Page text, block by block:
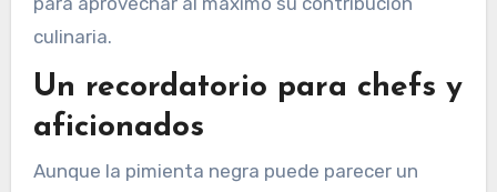
culinaria.
Un recordatorio para chefs y
aficionados
Aunque la pimienta negra puede parecer un